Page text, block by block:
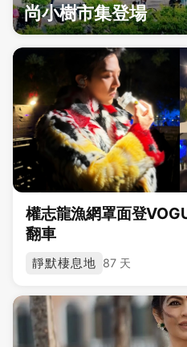
尚小樹市集登場
權志龍漁網罩面登
翻車
靜默棲息地 87 天